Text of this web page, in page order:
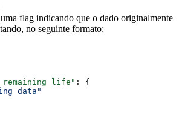
flag indicando que o dado originalmente
no seguinte formato:
: {
data"